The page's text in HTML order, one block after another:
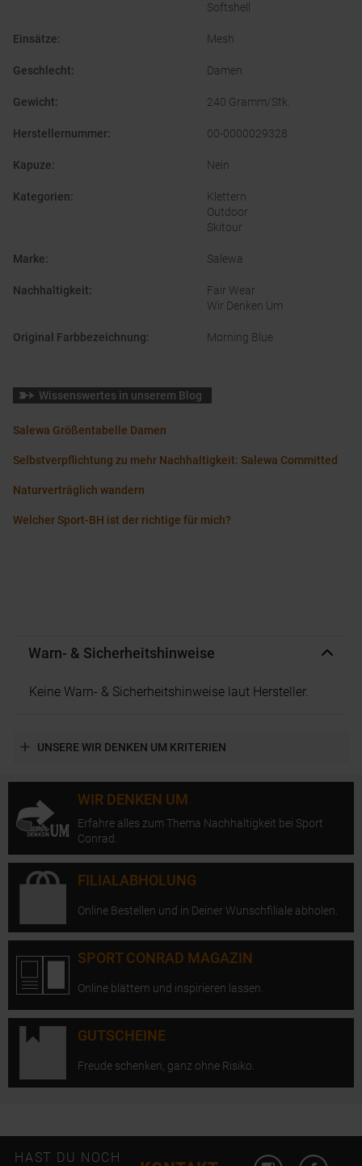
Softshell
Einsätze: Mesh
Geschlecht: Damen
Gewicht: 240 Gramm/Stk.
Herstellernummer: 00-0000029328
Kapuze: Nein
Kategorien:
Klettern
Outdoor
Skitour
Marke: Salewa
Nachhaltigkeit:
Fair Wear
Wir Denken Um
Original Farbbezeichnung: Morning Blue
Wissenswertes in unserem Blog
Salewa Größentabelle Damen
Selbstverpflichtung zu mehr Nachhaltigkeit: Salewa Committed
Naturverträglich wandern
Welcher Sport-BH ist der richtige für mich?
Warn- & Sicherheitshinweise
Keine Warn- & Sicherheitshinweise laut Hersteller.
UNSERE WIR DENKEN UM KRITERIEN
WIR DENKEN UM
Erfahre alles zum Thema Nachhaltigkeit bei Sport
Conrad.
FILIALABHOLUNG
Online Bestellen und in Deiner Wunschfiliale abholen.
SPORT CONRAD MAGAZIN
Online blättern und inspirieren lassen.
GUTSCHEINE
Freude schenken, ganz ohne Risiko.
HAST DU NOCH Instagram